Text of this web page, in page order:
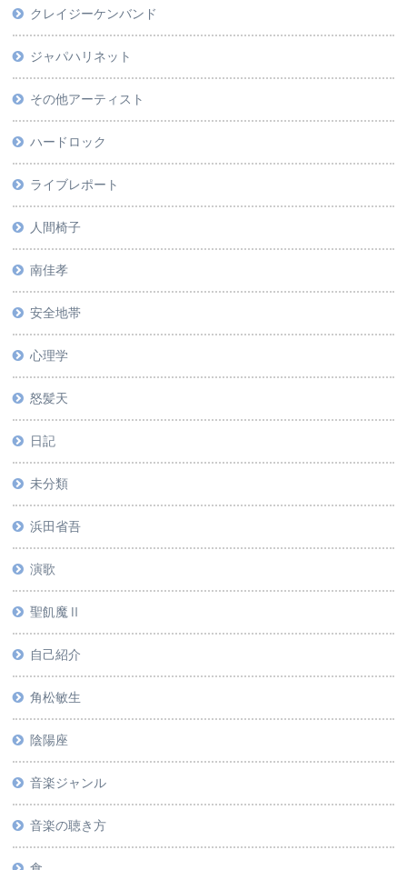
クレイジーケンバンド
ジャパハリネット
その他アーティスト
ハードロック
ライブレポート
人間椅子
南佳孝
安全地帯
心理学
怒髪天
日記
未分類
浜田省吾
演歌
聖飢魔Ⅱ
自己紹介
角松敏生
陰陽座
音楽ジャンル
音楽の聴き方